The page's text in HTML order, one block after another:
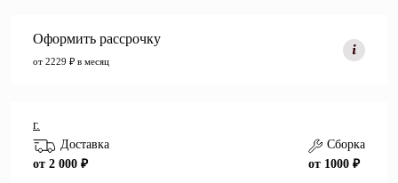
Оформить рассрочку
от 2229 ₽ в месяц
г.
Доставка
от 2 000 ₽
Сборка
от 1000 ₽